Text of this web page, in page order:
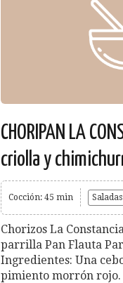
CHORIPAN LA
criolla y
Cocción: 45 min Saladas
Chorizos La
parrilla Pan Flauta
Ingredientes: Una
pimiento morrón